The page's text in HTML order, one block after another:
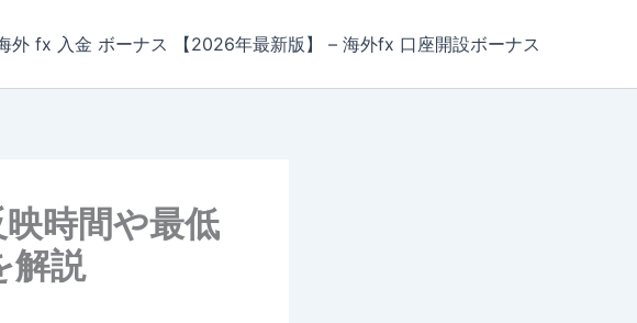
外 fx 入金 ボーナス 【2026年最新版】 – 海外fx 口座開設ボーナス
時間や最低
解説